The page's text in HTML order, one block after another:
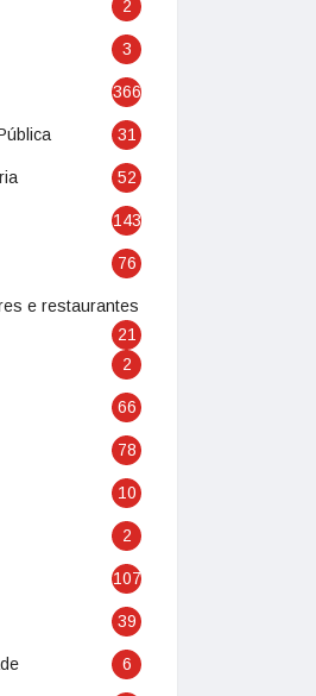
2
3
366
31
52
143
76
e restaurantes
21
2
66
78
10
2
107
39
6